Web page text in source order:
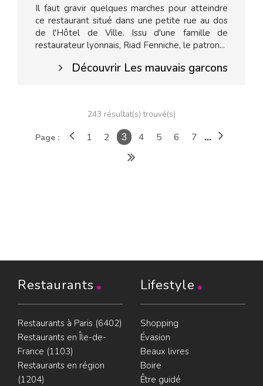
Il faut gravir quelques marches pour atteindre
ce restaurant situé dans une petite rue au dos
de l'Hôtel de Ville. Issu d'une famille de
restaurateur lyonnais, Riad Fenniche, le patron...
Découvrir Les mauvais garcons
243 résultat(s) trouvé(s)
Page : 1 2 3 4 5 6 7 ...
Restaurants
Restaurants à Paris (6402)
Restaurants en Île-de-
France (1103)
Restaurants en région
(1204)
Lifestyle
Shopping
Évasion
Beaux livres
Boire
Être guidé